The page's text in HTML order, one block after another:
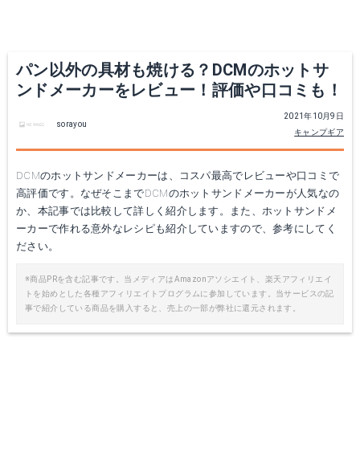
パン以外の具材も焼ける？DCMのホットサ
ンドメーカーをレビュー！評価や口コミも！
2021年10月9日
キャンプギア
sorayou
DCMのホットサンドメーカーは、コスパ最高でレビューや口コミで
高評価です。なぜそこまでDCMのホットサンドメーカーが人気なの
か、本記事では比較して詳しく紹介します。また、ホットサンドメ
ーカーで作れる意外なレシピも紹介していますので、参考にしてく
ださい。
※商品PRを含む記事です。当メディアはAmazonアソシエイト、楽天アフィリエイ
トを始めとした各種アフィリエイトプログラムに参加しています。当サービスの記
事で紹介している商品を購入すると、売上の一部が弊社に還元されます。